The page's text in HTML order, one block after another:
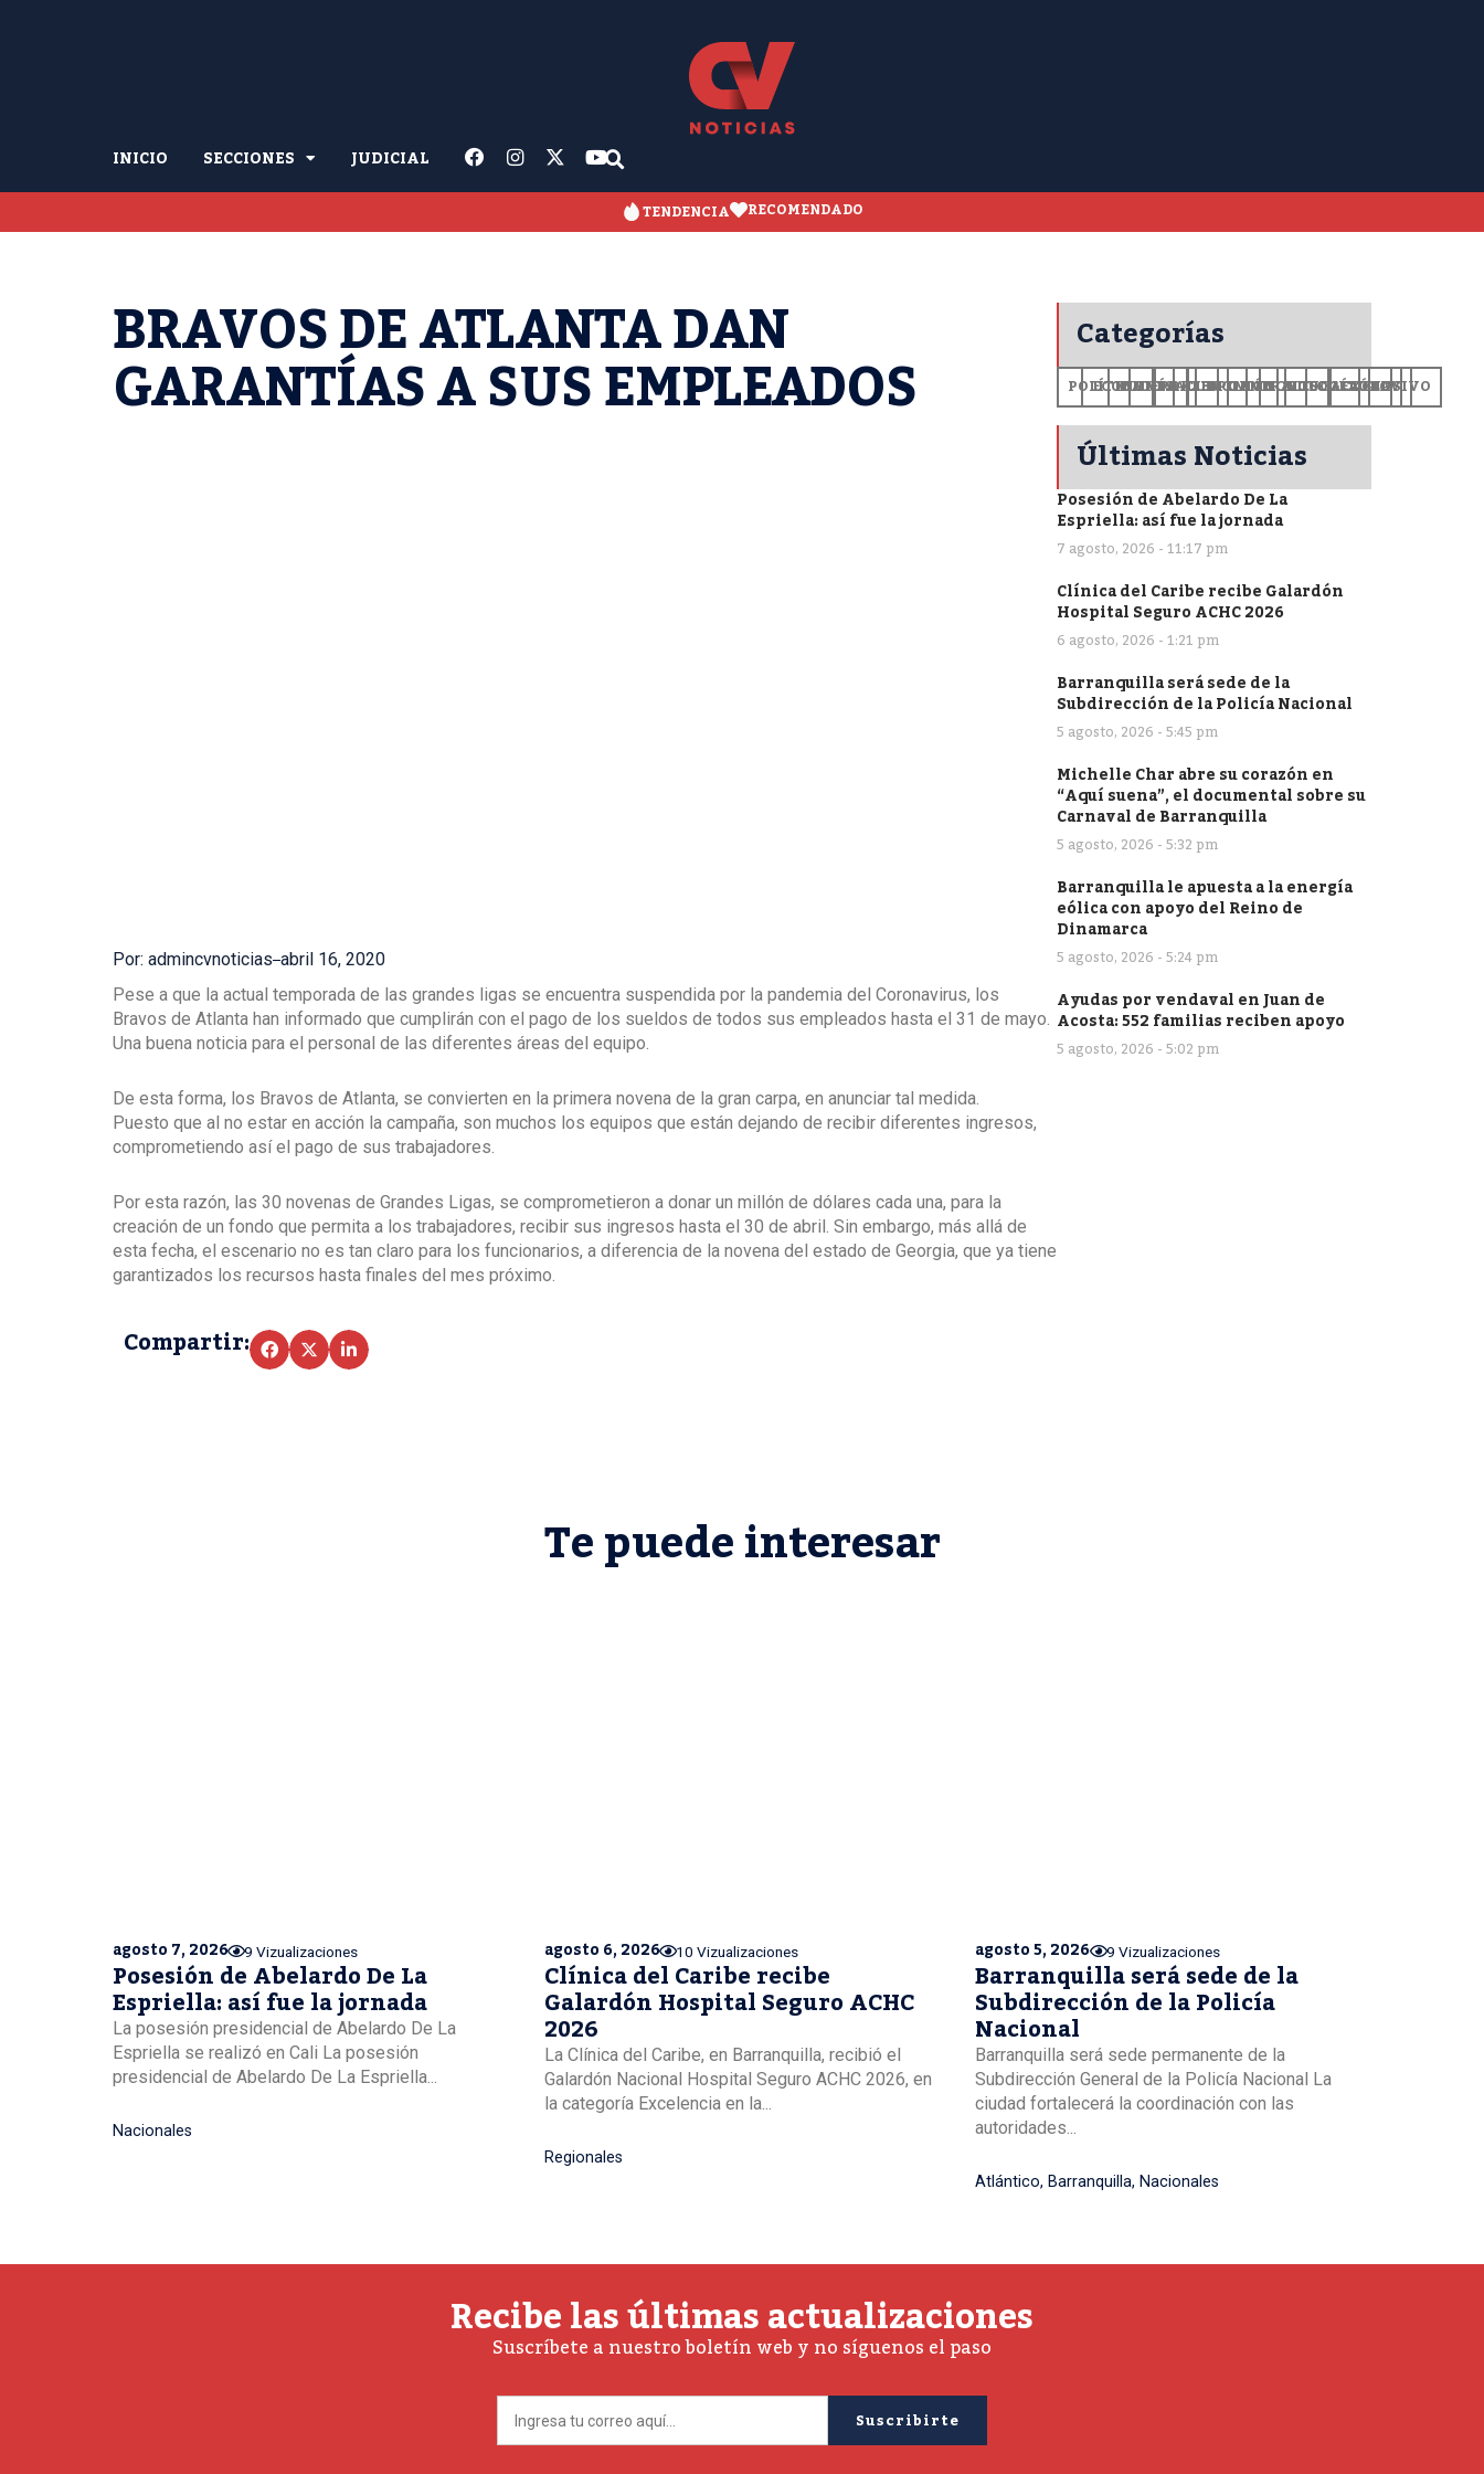
INICIO SECCIONES JUDICIAL
TENDENCIA RECOMENDADO
BRAVOS DE ATLANTA DAN
GARANTÍAS A SUS EMPLEADOS
Por: admincvnoticias abril 16, 2020
Pese a que la actual temporada de las grandes ligas se encuentra suspendida por la pandemia del Coronavirus, los
Bravos de Atlanta han informado que cumplirán con el pago de los sueldos de todos sus empleados hasta el 31 de mayo.
Una buena noticia para el personal de las diferentes áreas del equipo.
De esta forma, los Bravos de Atlanta, se convierten en la primera novena de la gran carpa, en anunciar tal medida.
Puesto que al no estar en acción la campaña, son muchos los equipos que están dejando de recibir diferentes ingresos,
comprometiendo así el pago de sus trabajadores.
Por esta razón, las 30 novenas de Grandes Ligas, se comprometieron a donar un millón de dólares cada una, para la
creación de un fondo que permita a los trabajadores, recibir sus ingresos hasta el 30 de abril. Sin embargo, más allá de
esta fecha, el escenario no es tan claro para los funcionarios, a diferencia de la novena del estado de Georgia, que ya tiene
garantizados los recursos hasta finales del mes próximo.
Compartir:
Categorías
POLÍTICA
ECONOMÍA
MUNDO
DEPORTES
SALUD
CIENCIA
OPINIÓN
GENERALES
TECNOLOGÍA
EDUCACIÓN
CULTURA
EXCLUSIVO
+CV
Últimas Noticias
Posesión de Abelardo De La
Espriella: así fue la jornada
7 agosto, 2026 - 11:17 pm
Clínica del Caribe recibe Galardón
Hospital Seguro ACHC 2026
6 agosto, 2026 - 1:21 pm
Barranquilla será sede de la
Subdirección de la Policía Nacional
5 agosto, 2026 - 5:45 pm
Michelle Char abre su corazón en
“Aquí suena”, el documental sobre su
Carnaval de Barranquilla
5 agosto, 2026 - 5:32 pm
Barranquilla le apuesta a la energía
eólica con apoyo del Reino de
Dinamarca
5 agosto, 2026 - 5:24 pm
Ayudas por vendaval en Juan de
Acosta: 552 familias reciben apoyo
5 agosto, 2026 - 5:02 pm
Te puede interesar
agosto 7, 2026 9 Vizualizaciones
Posesión de Abelardo De La
Espriella: así fue la jornada
La posesión presidencial de Abelardo De La
Espriella se realizó en Cali La posesión
presidencial de Abelardo De La Espriella...
Nacionales
agosto 6, 2026 10 Vizualizaciones
Clínica del Caribe recibe
Galardón Hospital Seguro ACHC
2026
La Clínica del Caribe, en Barranquilla, recibió el
Galardón Nacional Hospital Seguro ACHC 2026, en
la categoría Excelencia en la...
Regionales
agosto 5, 2026 9 Vizualizaciones
Barranquilla será sede de la
Subdirección de la Policía
Nacional
Barranquilla será sede permanente de la
Subdirección General de la Policía Nacional La
ciudad fortalecerá la coordinación con las
autoridades...
Atlántico, Barranquilla, Nacionales
Recibe las últimas actualizaciones
Suscríbete a nuestro boletín web y no síguenos el paso